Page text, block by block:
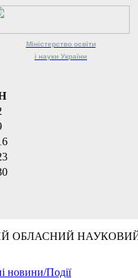
Міністерство освіти
і науки України
ОБЛАСНИЙ
новини/Події